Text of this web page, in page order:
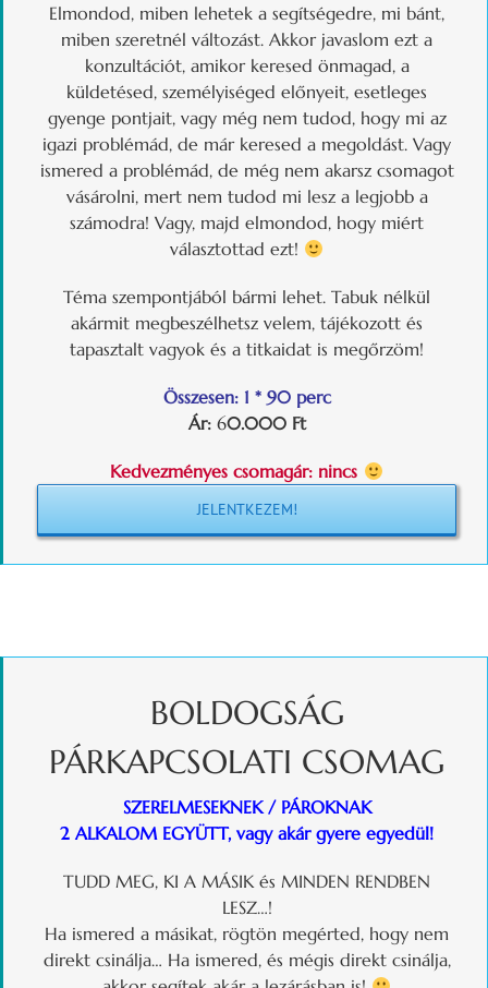
Elmondod, miben lehetek a segítségedre, mi bánt,
miben szeretnél változást. Akkor javaslom ezt a
konzultációt, amikor keresed önmagad, a
küldetésed, személyiséged előnyeit, esetleges
gyenge pontjait, vagy még nem tudod, hogy mi az
igazi problémád, de már keresed a megoldást. Vagy
ismered a problémád, de még nem akarsz csomagot
vásárolni, mert nem tudod mi lesz a legjobb a
számodra! Vagy, majd elmondod, hogy miért
választottad ezt!
Téma szempontjából bármi lehet. Tabuk nélkül
akármit megbeszélhetsz velem, tájékozott és
tapasztalt vagyok és a titkaidat is megőrzöm!
Összesen: 1 * 90 perc
Ár:60.000 Ft
Kedvezményes csomagár: nincs
JELENTKEZEM!
BOLDOGSÁG
PÁRKAPCSOLATI CSOMAG
SZERELMESEKNEK / PÁROKNAK
2 ALKALOM EGYÜTT, vagy akár gyere egyedül!
TUDD MEG, KI A MÁSIK és MINDEN RENDBEN
LESZ…!
Ha ismered a másikat, rögtön megérted, hogy nem
direkt csinálja… Ha ismered, és mégis direkt csinálja,